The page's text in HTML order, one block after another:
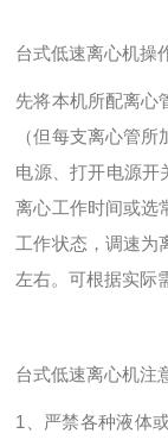
台式低速离心机操
先将本机所配离心
（但每支离心管
电源、打开电源开
离心工作时间或选
工作状态，调速为
左右。可根据实际
台式低速离心机注
1、严禁各种液体